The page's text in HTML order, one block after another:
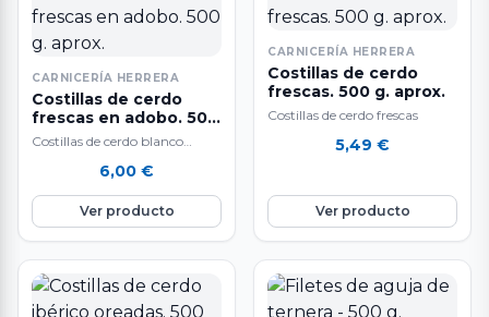
CARNICERÍA HERRERA
Costillas de cerdo
frescas en adobo. 500
g. aprox.
Costillas de cerdo blanco
aproximadamente. Sabor
inigualable, fantásticas para
guisar…
6,00 €
Ver producto
CARNICERÍA HERRERA
Costillas de cerdo
frescas. 500 g. aprox.
Costillas de cerdo frescas
5,49 €
Ver producto